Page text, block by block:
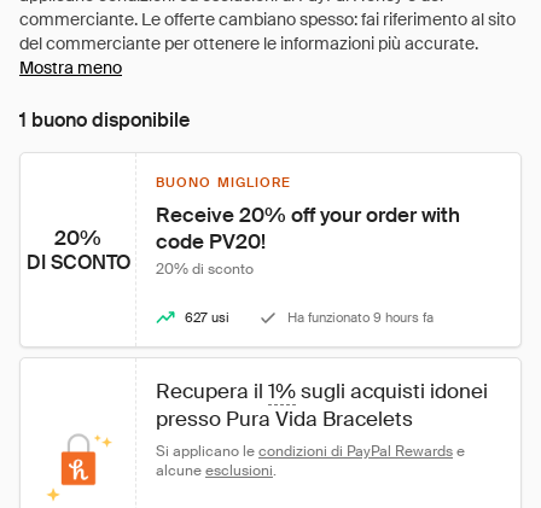
Mostra meno
1 buono disponibile
20%
DI SCONTO
BUONO MIGLIORE
Receive 20% off your order with
code PV20!
20% di sconto
627 usi Ha funzionato 9 hours fa
Recupera il 1% sugli acquisti idonei
presso Pura Vida Bracelets
Si applicano le condizioni di PayPal Rewards e
alcune esclusioni.